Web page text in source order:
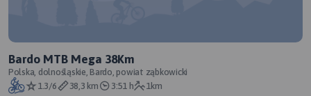
Bardo MTB Mega 38Km
Polska, dolnośląskie, Bardo, powiat ząbkowicki
1.3/6
38,3 km 3:51 h 1km